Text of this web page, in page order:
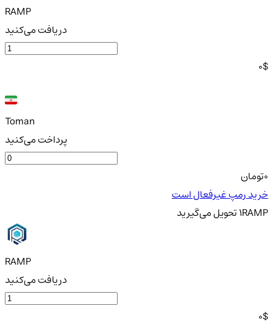
RAMP
دریافت می‌کنید
0$
Toman
پرداخت می‌کنید
تومان
خرید رمپ غیرفعال است
1RAMPتحویلمی‌گیرید
RAMP
دریافت می‌کنید
0$